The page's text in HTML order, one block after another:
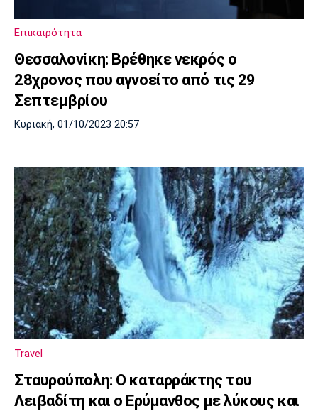
Ίντερ Μίλαν Μπάγερν
Ντόρτμουντ
Ζερμέν
Μονακό
Ερυθρός
Αστέρας
Τότεναμ
Πόρτο Μπενφίκα
Επικαιρότητα
Θεσσαλονίκη: Βρέθηκε νεκρός ο
28χρονος που αγνοείτο από τις 29
Σεπτεμβρίου
Κυριακή, 01/10/2023 20:57
Travel
Σταυρούπολη: Ο καταρράκτης του
Λειβαδίτη και ο Ερύμανθος με λύκους και